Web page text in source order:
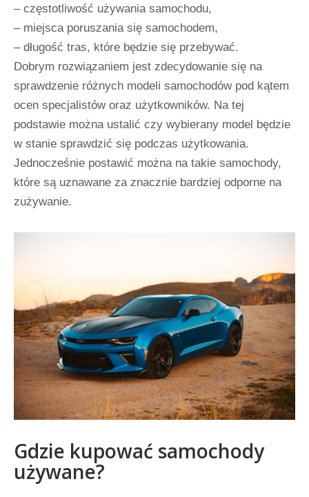
– częstotliwość używania samochodu,
– miejsca poruszania się samochodem,
– długość tras, które będzie się przebywać.
Dobrym rozwiązaniem jest zdecydowanie się na
sprawdzenie różnych modeli samochodów pod kątem
ocen specjalistów oraz użytkowników. Na tej
podstawie można ustalić czy wybierany model będzie
w stanie sprawdzić się podczas użytkowania.
Jednocześnie postawić można na takie samochody,
które są uznawane za znacznie bardziej odporne na
zużywanie.
Gdzie kupować samochody
używane?